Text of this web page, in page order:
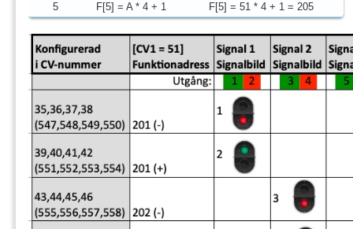
5
F[5] = A * 4 + 1 F[5] = 51 * 4 + 1 = 205